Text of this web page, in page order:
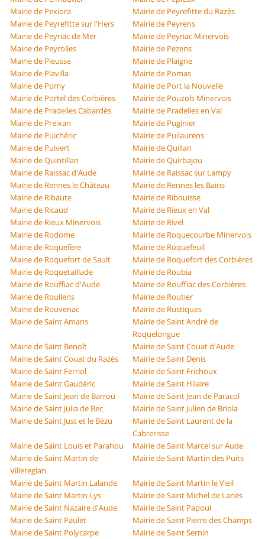
Mairie de Pexiora
Mairie de Peyrefitte du Razès
Mairie de Peyrefitte sur l'Hers
Mairie de Peyrens
Mairie de Peyriac de Mer
Mairie de Peyriac Minervois
Mairie de Peyrolles
Mairie de Pezens
Mairie de Pieusse
Mairie de Plaigne
Mairie de Plavilla
Mairie de Pomas
Mairie de Pomy
Mairie de Port la Nouvelle
Mairie de Portel des Corbières
Mairie de Pouzols Minervois
Mairie de Pradelles Cabardès
Mairie de Pradelles en Val
Mairie de Preixan
Mairie de Puginier
Mairie de Puichéric
Mairie de Puilaurens
Mairie de Puivert
Mairie de Quillan
Mairie de Quintillan
Mairie de Quirbajou
Mairie de Raissac d'Aude
Mairie de Raissac sur Lampy
Mairie de Rennes le Château
Mairie de Rennes les Bains
Mairie de Ribaute
Mairie de Ribouisse
Mairie de Ricaud
Mairie de Rieux en Val
Mairie de Rieux Minervois
Mairie de Rivel
Mairie de Rodome
Mairie de Roquecourbe Minervois
Mairie de Roquefère
Mairie de Roquefeuil
Mairie de Roquefort de Sault
Mairie de Roquefort des Corbières
Mairie de Roquetaillade
Mairie de Roubia
Mairie de Rouffiac d'Aude
Mairie de Rouffiac des Corbières
Mairie de Roullens
Mairie de Routier
Mairie de Rouvenac
Mairie de Rustiques
Mairie de Saint Amans
Mairie de Saint André de
Roquelongue
Mairie de Saint Benoît
Mairie de Saint Couat d'Aude
Mairie de Saint Couat du Razès
Mairie de Saint Denis
Mairie de Saint Ferriol
Mairie de Saint Frichoux
Mairie de Saint Gaudéric
Mairie de Saint Hilaire
Mairie de Saint Jean de Barrou
Mairie de Saint Jean de Paracol
Mairie de Saint Julia de Bec
Mairie de Saint Julien de Briola
Mairie de Saint Just et le Bézu
Mairie de Saint Laurent de la
Cabrerisse
Mairie de Saint Louis et Parahou
Mairie de Saint Marcel sur Aude
Mairie de Saint Martin de
Villereglan
Mairie de Saint Martin des Puits
Mairie de Saint Martin Lalande
Mairie de Saint Martin le Vieil
Mairie de Saint Martin Lys
Mairie de Saint Michel de Lanès
Mairie de Saint Nazaire d'Aude
Mairie de Saint Papoul
Mairie de Saint Paulet
Mairie de Saint Pierre des Champs
Mairie de Saint Polycarpe
Mairie de Saint Sernin